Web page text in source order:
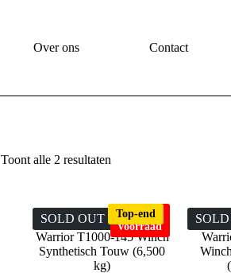
Over ons Contact
Toont alle 2 resultaten
SOLD OUT
Niet op
voorraad
Top-end
Warrior T1000-145 Winch
Synthetisch Touw (6,500
kg)